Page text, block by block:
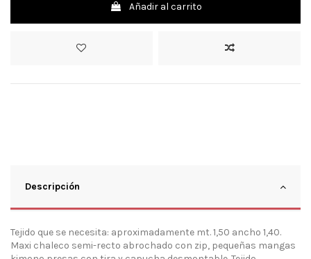
Añadir al carrito
Descripción
Tejido que se necesita: aproximadamente mt. 1,50 ancho 1,40.
Maxi chaleco semi-recto abrochado con zip, pequeñas mangas